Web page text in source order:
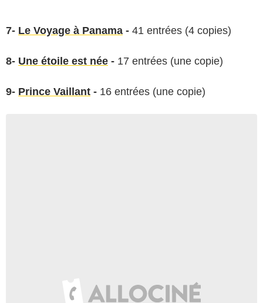
7- Le Voyage à Panama - 41 entrées (4 copies)
8- Une étoile est née - 17 entrées (une copie)
9- Prince Vaillant - 16 entrées (une copie)